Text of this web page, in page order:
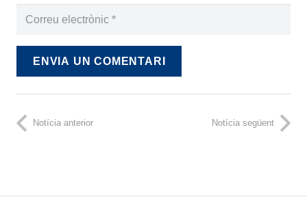
ENVIA UN COMENTARI
Notícia anterior Notícia següent